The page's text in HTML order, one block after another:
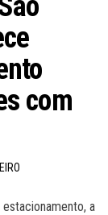
com
a